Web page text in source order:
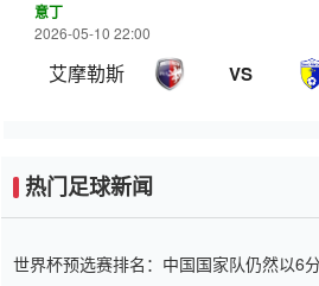
意丁
2026-05-10 22:00
艾摩勒斯 VS
热门足球新闻
世界杯预选赛排名：中国国家队仍然以6